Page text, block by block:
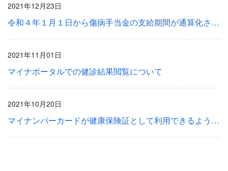
2021年12月23日
令和４年１月１日から傷病手当金の支給期間が通算化されます
2021年11月01日
マイナポータルでの健診結果閲覧について
2021年10月20日
マイナンバーカードが健康保険証として利用できるようになりました